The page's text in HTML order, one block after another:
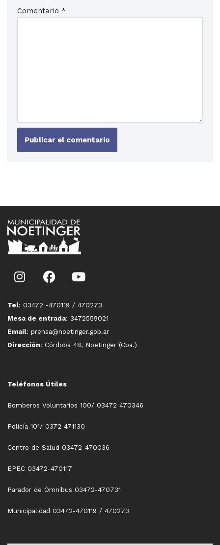
Comentario *
Tel: 03472 -470119 / 470273
Mesa de entrada: 3472559021
Email: prensa@noetinger.gob.ar
Dirección: Córdoba 48, Noetinger (Cba.)
Teléfonos Útiles
Bomberos Voluntarios 100/ 03472 470346
Policía 101/ 0372 471130
Centro de Salud 03472-470036
EPEC 03472-470117
Parador de Ómnibus 03472-470731
Municipalidad 03472-470119 / 470273